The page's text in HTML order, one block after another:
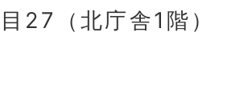
目27（北庁舎1階）